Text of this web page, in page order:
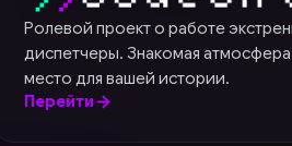
Ролевой проект о работе
диспетчеры. Знакомая
место для вашей истории.
Перейти